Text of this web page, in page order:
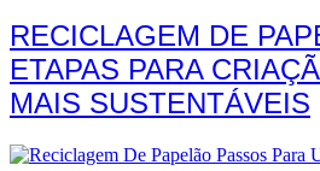
RECICLAGEM DE
ETAPAS PARA
MAIS SUSTENTÁVEIS